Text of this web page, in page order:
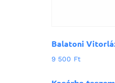
Balatoni
9 500 Ft